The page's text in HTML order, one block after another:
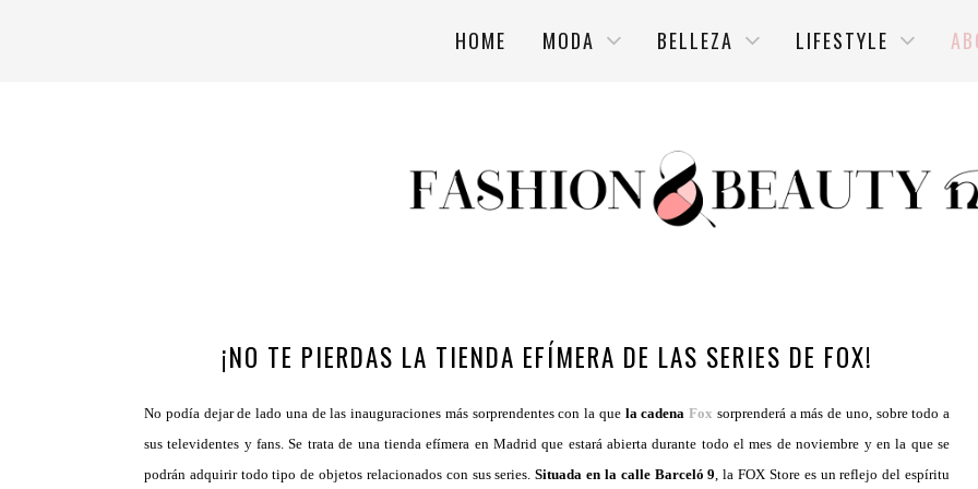
HOME MODA BELLEZA LIFESTYLE
¡NO TE PIERDAS LA TIENDA EFÍMERA DE LAS SERIES DE FOX!
No podía dejar de lado una de las inauguraciones más sorprendentes con la que la cadena Fox sorprenderá a más de uno, sobre todo a
sus televidentes y fans. Se trata de una tienda efímera en Madrid que estará abierta durante todo el mes de noviembre y en la que se
podrán adquirir todo tipo de objetos relacionados con sus series.Situada en la calle Barceló 9 , la FOX Store es un reflejo del espíritu